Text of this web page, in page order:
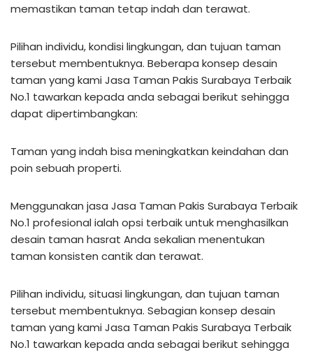
memastikan taman tetap indah dan terawat.
Pilihan individu, kondisi lingkungan, dan tujuan taman
tersebut membentuknya. Beberapa konsep desain
taman yang kami Jasa Taman Pakis Surabaya Terbaik
No.1 tawarkan kepada anda sebagai berikut sehingga
dapat dipertimbangkan:
Taman yang indah bisa meningkatkan keindahan dan
poin sebuah properti.
Menggunakan jasa Jasa Taman Pakis Surabaya Terbaik
No.1 profesional ialah opsi terbaik untuk menghasilkan
desain taman hasrat Anda sekalian menentukan
taman konsisten cantik dan terawat.
Pilihan individu, situasi lingkungan, dan tujuan taman
tersebut membentuknya. Sebagian konsep desain
taman yang kami Jasa Taman Pakis Surabaya Terbaik
No.1 tawarkan kepada anda sebagai berikut sehingga